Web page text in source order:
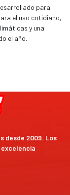
para
el uso cotidiano,
y una
el año.
desde 2009. Los